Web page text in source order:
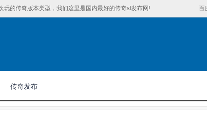
的传奇版本类型，我们这里是国内最好的传奇sf发布网! 百
传奇发布